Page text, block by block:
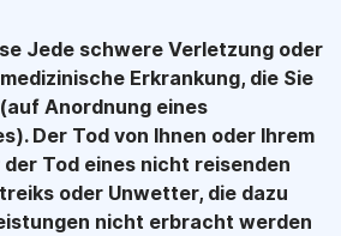
Jede schwere Verletzung oder
Erkrankung, die Sie
Anordnung eines
Der Tod von Ihnen oder Ihrem
Tod eines nicht reisenden
oder Unwetter, die dazu
nicht erbracht werden